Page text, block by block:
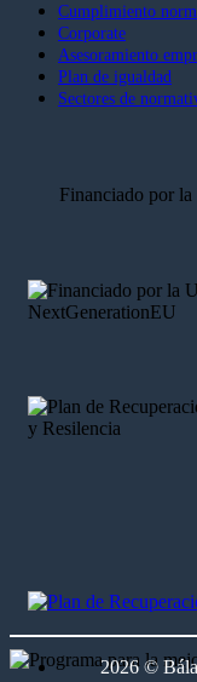
Cumplimiento
Corporate
Asesoramiento
Plan de igualdad
Sectores de
Financiado por
2026 ©